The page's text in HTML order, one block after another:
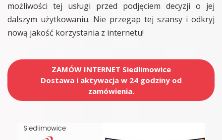
możliwości tej usługi przed podjęciem decyzji o jej
dalszym użytkowaniu. Nie przegap tej szansy i odkryj
nową jakość korzystania z internetu!
ZAMÓW INTERNET Siedlimowice
Dostawa i aktywacja w 24 godziny od
zamówienia.